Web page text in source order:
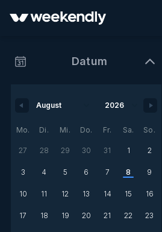
Datum
Mo. Di. Mi. Do. Fr. Sa. So.
27 28 29 30 31 1 2
3 4 5 6 7 8 9
10 11 12 13 14 15 16
17 18 19 20 21 22 23